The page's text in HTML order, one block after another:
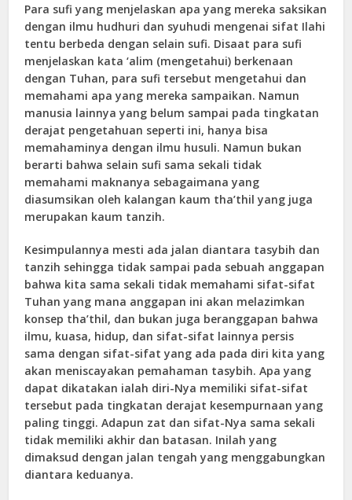
Para sufi yang menjelaskan apa yang mereka saksikan
dengan ilmu hudhuri dan syuhudi mengenai sifat Ilahi
tentu berbeda dengan selain sufi. Disaat para sufi
menjelaskan kata ‘alim (mengetahui) berkenaan
dengan Tuhan, para sufi tersebut mengetahui dan
memahami apa yang mereka sampaikan. Namun
manusia lainnya yang belum sampai pada tingkatan
derajat pengetahuan seperti ini, hanya bisa
memahaminya dengan ilmu husuli. Namun bukan
berarti bahwa selain sufi sama sekali tidak
memahami maknanya sebagaimana yang
diasumsikan oleh kalangan kaum tha’thil yang juga
merupakan kaum tanzih.
Kesimpulannya mesti ada jalan diantara tasybih dan
tanzih sehingga tidak sampai pada sebuah anggapan
bahwa kita sama sekali tidak memahami sifat-sifat
Tuhan yang mana anggapan ini akan melazimkan
konsep tha’thil, dan bukan juga beranggapan bahwa
ilmu, kuasa, hidup, dan sifat-sifat lainnya persis
sama dengan sifat-sifat yang ada pada diri kita yang
akan meniscayakan pemahaman tasybih. Apa yang
dapat dikatakan ialah diri-Nya memiliki sifat-sifat
tersebut pada tingkatan derajat kesempurnaan yang
paling tinggi. Adapun zat dan sifat-Nya sama sekali
tidak memiliki akhir dan batasan. Inilah yang
dimaksud dengan jalan tengah yang menggabungkan
diantara keduanya.